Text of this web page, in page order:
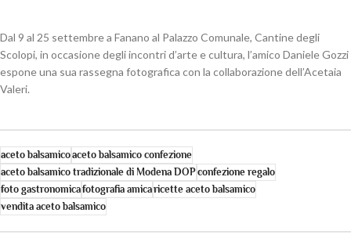
Dal 9 al 25 settembre a Fanano al Palazzo Comunale, Cantine degli
Scolopi, in occasione degli incontri d’arte e cultura, l’amico Daniele Gozzi
espone una sua rassegna fotografica con la collaborazione dell’Acetaia
Valeri.
aceto balsamicoaceto balsamico confezione
aceto balsamico tradizionale di Modena DOPconfezione regalo
foto gastronomicafotografia amicaricette aceto balsamico
vendita aceto balsamico